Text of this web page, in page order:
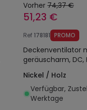
Vorher 74,37 €
51,23 €
Ref178181 PROMO
Deckenventilator
geräuscharm, DC,
Nickel / Holz
Verfügbar,
Werktage